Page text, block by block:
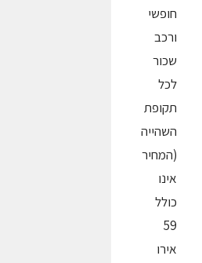
חופשי
ורכב
שכור
לכל
תקופת
השהייה
(המחיר
אינו
כולל
59
אירו